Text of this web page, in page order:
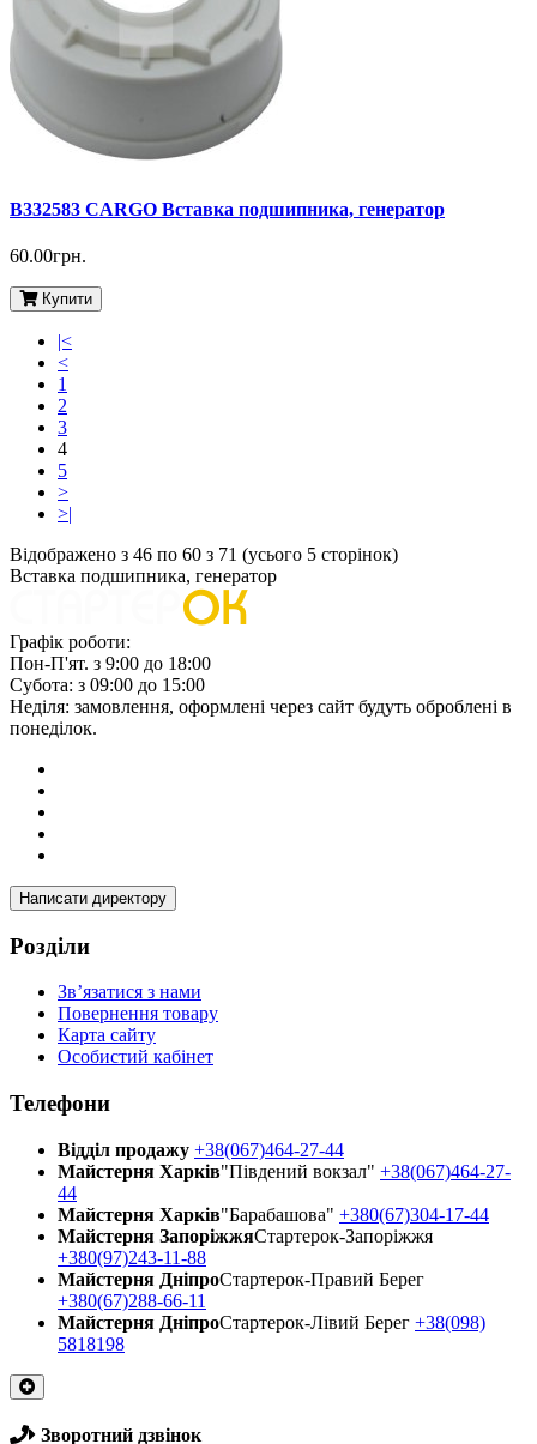
B332583 CARGO Вставка подшипника, генератор
60.00грн.
Купити
|<
<
1
2
3
4
5
>
>|
Відображено з 46 по 60 з 71 (усього 5 сторінок)
Вставка подшипника, генератор
Графік роботи:
Пон-П'ят. з 9:00 до 18:00
Субота: з 09:00 до 15:00
Неділя: замовлення, оформлені через сайт будуть оброблені в
понеділок.
Написати директору
Розділи
Зв’язатися з нами
Повернення товару
Карта сайту
Особистий кабінет
Телефони
Відділ продажу +38(067)464-27-44
Майстерня Харків"Південий вокзал" +38(067)464-27-
44
Майстерня Харків"Барабашова" +380(67)304-17-44
Майстерня ЗапоріжжяСтартерок-Запоріжжя
+380(97)243-11-88
Майстерня ДнiпроСтартерок-Правий Берег
+380(67)288-66-11
Майстерня ДнiпроСтартерок-Лівий Берег +38(098)
5818198
Зворотний дзвінок